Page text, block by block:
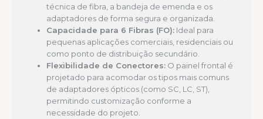
técnica de fibra, a bandeja de emenda e os
adaptadores de forma segura e organizada.
Capacidade para 6 Fibras (FO): Ideal para
pequenas aplicações comerciais, residenciais ou
como ponto de distribuição secundário.
Flexibilidade de Conectores: O painel frontal é
projetado para acomodar os tipos mais comuns
de adaptadores ópticos (como SC, LC, ST),
permitindo customização conforme a
necessidade do projeto.